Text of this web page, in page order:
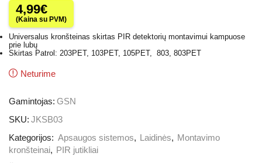
4,99€
(Kaina su PVM)
Universalus kronšteinas skirtas PIR detektorių montavimui kampuose
prie lubų
Skirtas Patrol: 203PET, 103PET, 105PET, 803, 803PET
Neturime
Gamintojas: GSN
SKU: JKSB03
Kategorijos: Apsaugos sistemos, Laidinės, Montavimo
kronšteinai, PIR jutikliai